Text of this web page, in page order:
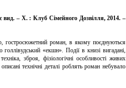
– Х. : Клуб Сімейного Дозвілля, 2014. –
гостросюжетний роман, в якому поєднуються
голлівудський «екшн». Події в книзі вигадані,
зброя, фізіологічні особливості живих
технічні деталі роблять роман небувало